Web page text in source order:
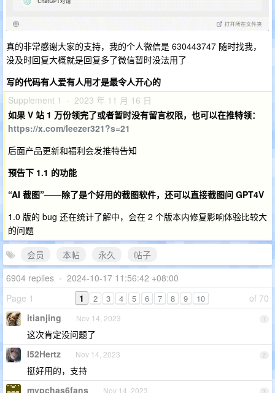
真的非常感谢大家的支持，我的个人微信是 630443747 随时找我，
没及时回复大概就是回复多了微信暂时没法用了
写的代码有人爱有人用才是最令人开心的
Supplement 1 · 2023 年 11 月 16 日
如果 V 站 1 万份领完了或者暂时没有留言权限，也可以在推特领：
https://x.com/leezer321?s=21
后面产品更新和福利会发推特告知
预告下 1.1 的功能
“AI 截图”——除了是个好用的截图软件，还可以直接截图问 GPT4V
1.0 版的 bug 还在统计了解中，会在 2 个版本内修复影响体验比较大
的问题
会员
本帖 永久
帖子
6904 replies • 2024-10-17 11:56:42 +08:00
Page 1
of 70
1 2 3 4 5 6 7 8 9 10
1
itianjing Nov 14, 2023
这次肯定没问题了
2
I52Hertz Nov 14, 2023
挺好用的，支持
mypchas6fans Nov 14, 2023